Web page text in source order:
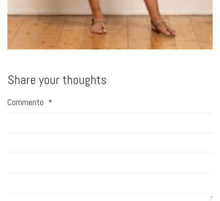
Share your thoughts
Commento *